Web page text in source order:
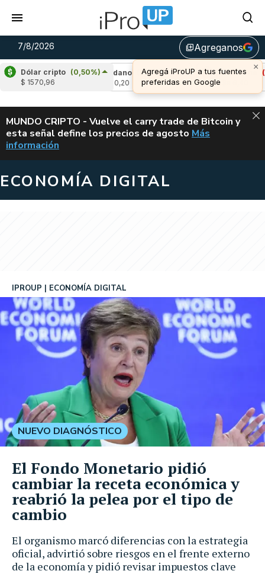
7/8/2026 library_addAgreganos
×
Agregá iProUP a tus fuentes
preferidas en Google
Dólar cripto (0,50%)
$ 1570,96
Cardano (5,84%)
Avalanche (-
u$s 6,40
ALERTA
MUNDO CRIPTO - Vuelve el carry trade de Bitcoin y
esta señal define los precios de agosto VUELVE EL
Más
información
ECONOMÍA DIGITAL
El organismo marcó diferencias con la estrategia
oficial, advirtió sobre riesgos en el frente externo
de la economía y pidió revisar impuestos clave
IPROUP ECONOMÍA DIGITAL
NUEVO DIAGNÓSTICO
El Fondo Monetario pidió
cambiar la receta económica y
reabrió la pelea por el tipo de
cambio